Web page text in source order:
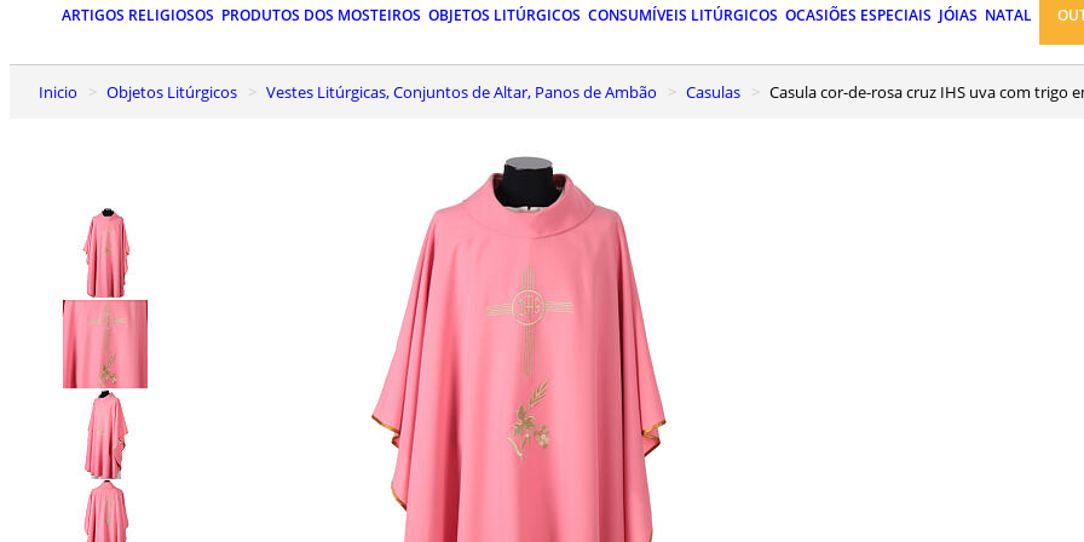
ARTIGOS RELIGIOSOS PRODUTOS DOS MOSTEIROS OBJETOS LITÚRGICOS CONSUMÍVEIS LITÚRGICOS OCASIÕES ESPECIAIS JÓIAS NATAL
Inicio Objetos Litúrgicos Vestes Litúrgicas, Conjuntos de Altar, Panos de Ambão Casulas Casula cor-de-rosa cruz IHS uva com trigo